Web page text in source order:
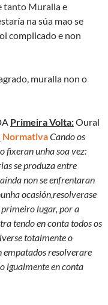
tanto Muralla e
na súa mao se
complicado e non
muralla non o
Primeira Volta:Oural
NormativaCando os
fixeran unha soa vez:
se produza entre
non se enfrentaran
ocasión,resolverase
lugar, por a
tendo en conta todos os
totalmente o
empatados resolverare
igualmente en conta